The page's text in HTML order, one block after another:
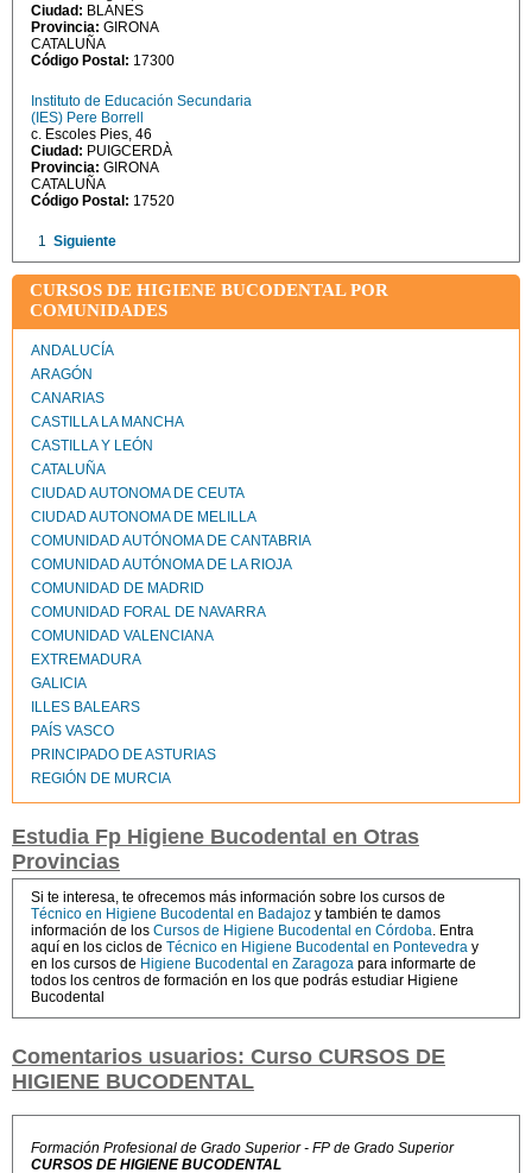
Ciudad: BLANES
Provincia: GIRONA
CATALUÑA
Código Postal: 17300
Instituto de Educación Secundaria
(IES) Pere Borrell
c. Escoles Pies, 46
Ciudad: PUIGCERDÀ
Provincia: GIRONA
CATALUÑA
Código Postal: 17520
1 Siguiente
CURSOS DE HIGIENE BUCODENTAL POR
COMUNIDADES
ANDALUCÍA
ARAGÓN
CANARIAS
CASTILLA LA MANCHA
CASTILLA Y LEÓN
CATALUÑA
CIUDAD AUTONOMA DE CEUTA
CIUDAD AUTONOMA DE MELILLA
COMUNIDAD AUTÓNOMA DE CANTABRIA
COMUNIDAD AUTÓNOMA DE LA RIOJA
COMUNIDAD DE MADRID
COMUNIDAD FORAL DE NAVARRA
COMUNIDAD VALENCIANA
EXTREMADURA
GALICIA
ILLES BALEARS
PAÍS VASCO
PRINCIPADO DE ASTURIAS
REGIÓN DE MURCIA
Estudia Fp Higiene Bucodental en Otras
Provincias
Si te interesa, te ofrecemos más información sobre los cursos de
Técnico en Higiene Bucodental en Badajoz y también te damos
información de los Cursos de Higiene Bucodental en Córdoba. Entra
aquí en los ciclos de Técnico en Higiene Bucodental en Pontevedra y
en los cursos de Higiene Bucodental en Zaragoza para informarte de
todos los centros de formación en los que podrás estudiar Higiene
Bucodental
Comentarios usuarios: Curso CURSOS DE
HIGIENE BUCODENTAL
Formación Profesional de Grado Superior - FP de Grado Superior
CURSOS DE HIGIENE BUCODENTAL